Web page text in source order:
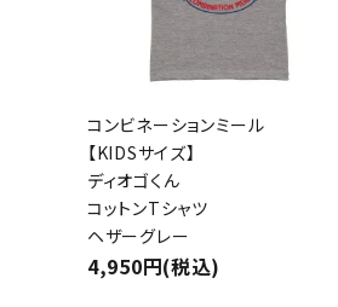
コンビネーションミール
【KIDSサイズ】
ディオゴくん
コットンTシャツ
ヘザーグレー
4,950円(税込)